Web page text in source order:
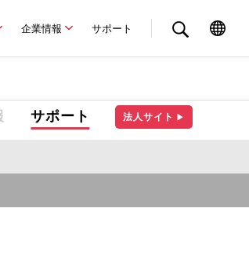
企業情報 サポート
サポート 法人サイト ▶